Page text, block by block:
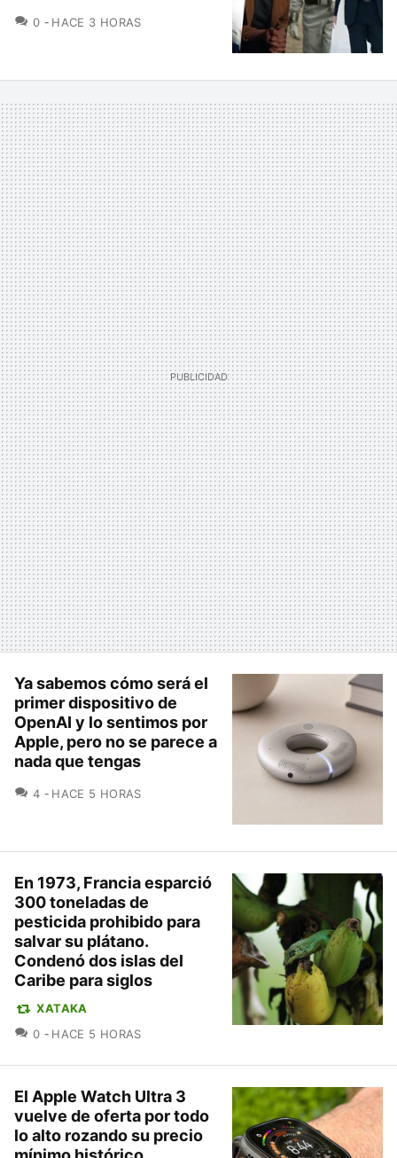
0 COMENTARIOS
HACE 3 HORAS
Ya sabemos cómo será el
primer dispositivo de
OpenAI y lo sentimos por
Apple, pero no se parece a
nada que tengas
4 COMENTARIOS
HACE 5 HORAS
En 1973, Francia esparció
300 toneladas de
pesticida prohibido para
salvar su plátano.
Condenó dos islas del
Caribe para siglos
XATAKA
0 COMENTARIOS
HACE 5 HORAS
El Apple Watch Ultra 3
vuelve de oferta por todo
lo alto rozando su precio